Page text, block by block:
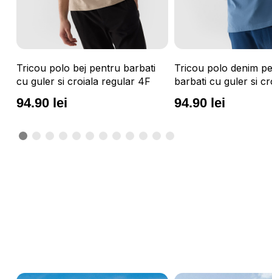
Tricou polo bej pentru barbati
cu guler si croiala regular 4F
94.90 lei
Tricou polo denim
barbati cu guler si
regular 4F
94.90 lei